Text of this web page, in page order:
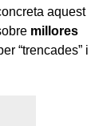
aquest
millores
“trencades” i